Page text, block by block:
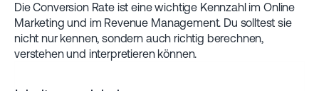
Die Conversion Rate ist eine wichtige Kennzahl im Online
Marketing und im Revenue Management. Du solltest sie
nicht nur kennen, sondern auch richtig berechnen,
verstehen und interpretieren können.